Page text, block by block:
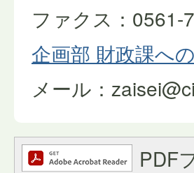
ファクス：0561-
企画部 財政課へ
メール：
PDF